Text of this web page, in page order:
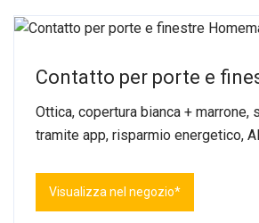
Contatto per porte e
Ottica, copertura bianca +
tramite app, risparmio energetico,
Visualizza nel negozio*